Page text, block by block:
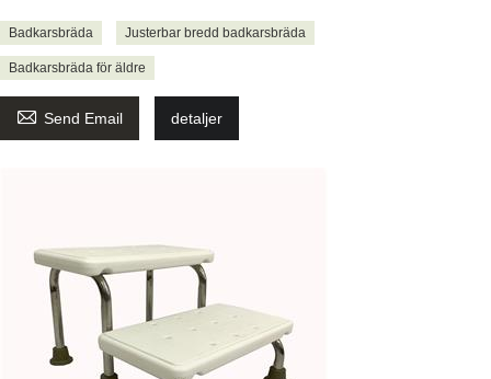
Badkarsbräda Justerbar bredd badkarsbräda
Badkarsbräda för äldre
 Send Email detaljer